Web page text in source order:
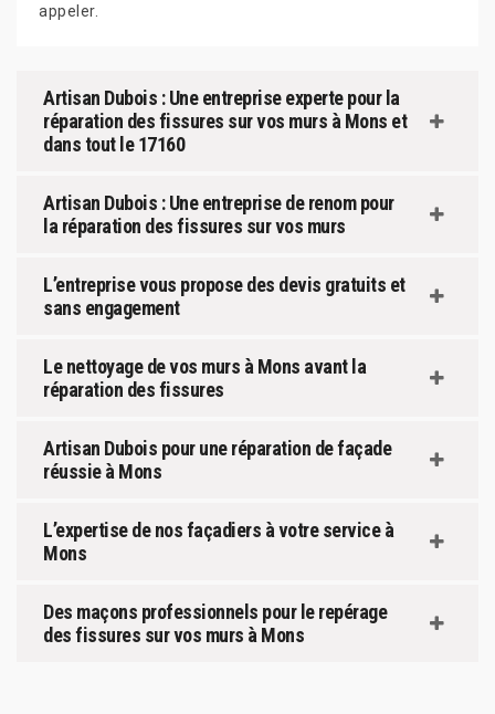
appeler.
Artisan Dubois : Une entreprise experte pour la
réparation des fissures sur vos murs à Mons et
dans tout le 17160
Artisan Dubois : Une entreprise de renom pour
la réparation des fissures sur vos murs
L’entreprise vous propose des devis gratuits et
sans engagement
Le nettoyage de vos murs à Mons avant la
réparation des fissures
Artisan Dubois pour une réparation de façade
réussie à Mons
L’expertise de nos façadiers à votre service à
Mons
Des maçons professionnels pour le repérage
des fissures sur vos murs à Mons